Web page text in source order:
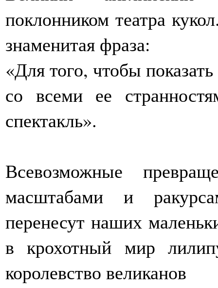
поклонником театра
знаменитая фраза:
«Для того, чтобы
со всеми ее
спектакль».
Всевозможные
масштабами и
перенесут наших
в крохотный мир
королевство великанов